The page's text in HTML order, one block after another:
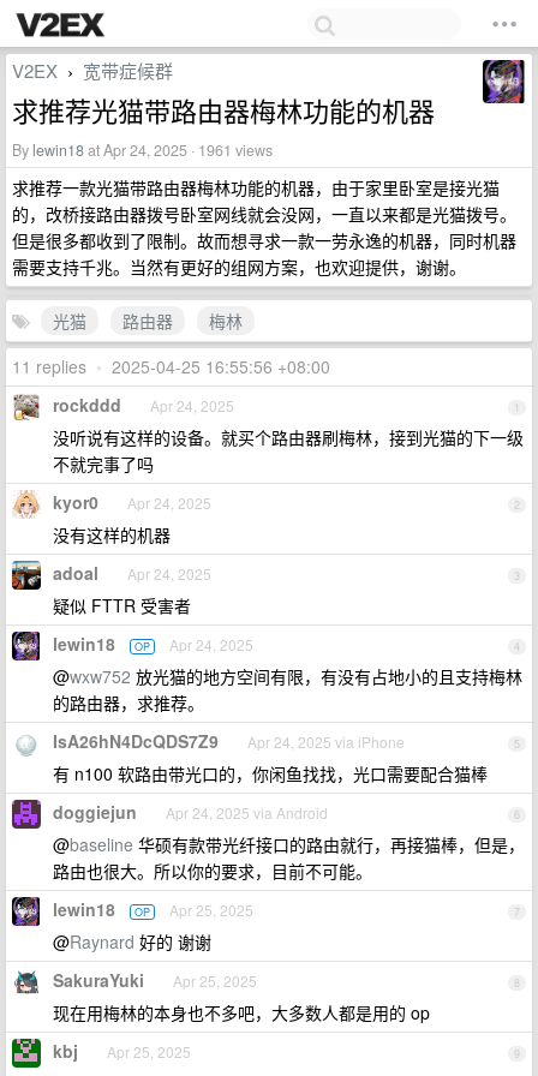
V2EX › 宽带症候群
求推荐光猫带路由器梅林功能的机器
By lewin18at Apr 24, 2025 · 1961 views
求推荐一款光猫带路由器梅林功能的机器，由于家里卧室是接光猫
的，改桥接路由器拨号卧室网线就会没网，一直以来都是光猫拨号。
但是很多都收到了限制。故而想寻求一款一劳永逸的机器，同时机器
需要支持千兆。当然有更好的组网方案，也欢迎提供，谢谢。
光猫 路由器
梅林
11 replies • 2025-04-25 16:55:56 +08:00
1
rockddd Apr 24, 2025
没听说有这样的设备。就买个路由器刷梅林，接到光猫的下一级
不就完事了吗
2
kyor0 Apr 24, 2025
没有这样的机器
3
adoal Apr 24, 2025
疑似 FTTR 受害者
4
lewin18 OP Apr 24, 2025
@wxw752 放光猫的地方空间有限，有没有占地小的且支持梅林
的路由器，求推荐。
5
IsA26hN4DcQDS7Z9 Apr 24, 2025 via iPhone
有 n100 软路由带光口的，你闲鱼找找，光口需要配合猫棒
6
doggiejun Apr 24, 2025 via Android
@baseline 华硕有款带光纤接口的路由就行，再接猫棒，但是，
路由也很大。所以你的要求，目前不可能。
7
lewin18 OP Apr 25, 2025
@Raynard 好的 谢谢
8
SakuraYuki Apr 25, 2025
现在用梅林的本身也不多吧，大多数人都是用的 op
9
kbj Apr 25, 2025